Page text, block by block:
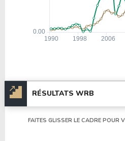
RÉSULTATS WRB
FAITES GLISSER LE CADRE POUR